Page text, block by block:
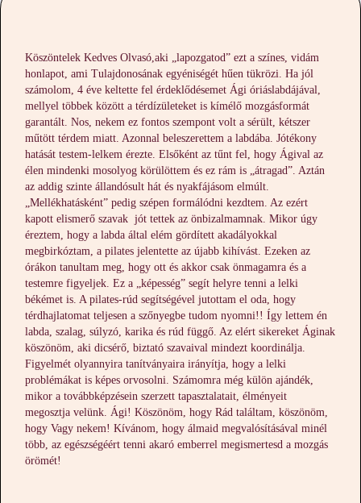
Köszöntelek Kedves Olvasó,aki „lapozgatod” ezt a színes, vidám
honlapot, ami Tulajdonosának egyéniségét hűen tükrözi. Ha jól
számolom, 4 éve keltette fel érdeklődésemet Ági óriáslabdájával,
mellyel többek között a térdízületeket is kímélő mozgásformát
garantált. Nos, nekem ez fontos szempont volt a sérült, kétszer
műtött térdem miatt. Azonnal beleszerettem a labdába. Jótékony
hatását testem-lelkem érezte. Elsőként az tűnt fel, hogy Ágival az
élen mindenki mosolyog körülöttem és ez rám is „átragad”. Aztán
az addig szinte állandósult hát és nyakfájásom elmúlt.
„Mellékhatásként” pedig szépen formálódni kezdtem. Az ezért
kapott elismerő szavak jót tettek az önbizalmamnak. Mikor úgy
éreztem, hogy a labda által elém gördített akadályokkal
megbirkóztam, a pilates jelentette az újabb kihívást. Ezeken az
órákon tanultam meg, hogy ott és akkor csak önmagamra és a
testemre figyeljek. Ez a „képesség” segít helyre tenni a lelki
békémet is. A pilates-rúd segítségével jutottam el oda, hogy
térdhajlatomat teljesen a szőnyegbe tudom nyomni!! Így lettem én
labda, szalag, súlyzó, karika és rúd függő. Az elért sikereket Áginak
köszönöm, aki dicsérő, biztató szavaival mindezt koordinálja.
Figyelmét olyannyira tanítványaira irányítja, hogy a lelki
problémákat is képes orvosolni. Számomra még külön ajándék,
mikor a továbbképzésein szerzett tapasztalatait, élményeit
megosztja velünk. Ági! Köszönöm, hogy Rád találtam, köszönöm,
hogy Vagy nekem! Kívánom, hogy álmaid megvalósításával minél
több, az egészségéért tenni akaró emberrel megismertesd a mozgás
örömét!